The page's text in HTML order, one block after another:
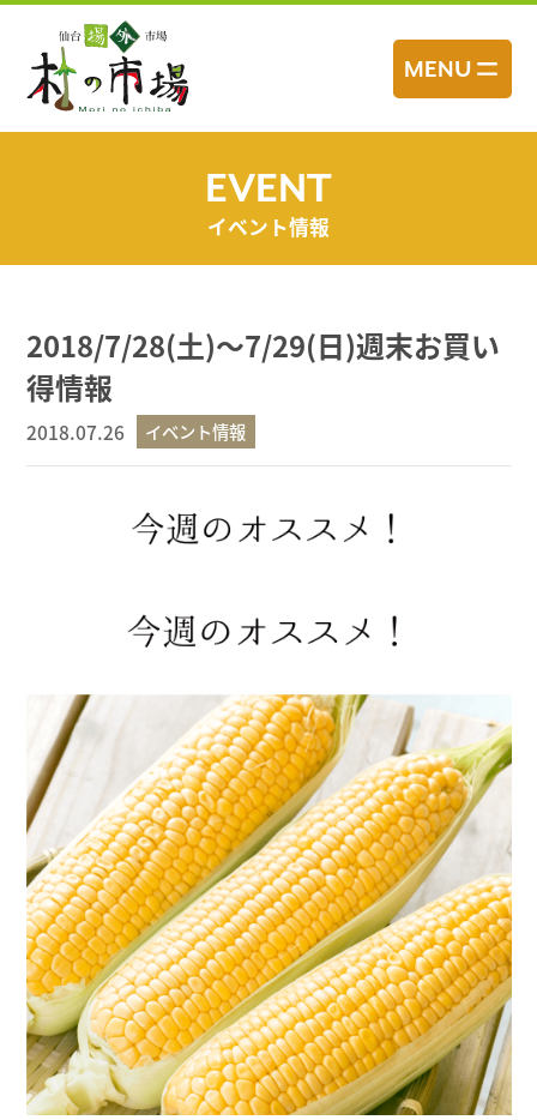
ッ
MENU
EVENT
イベント情報
2018/7/28(土)～7/29(日)週末お買い
得情報
2018.07.26 イベント情報